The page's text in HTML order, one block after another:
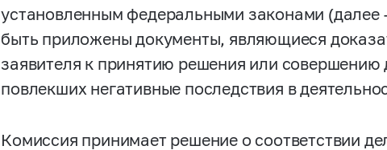
установленным федеральными законами
быть приложены документы, являющиеся
заявителя к принятию решения или совершению
повлекших негативные последствия в
Комиссия принимает решение о соответствии